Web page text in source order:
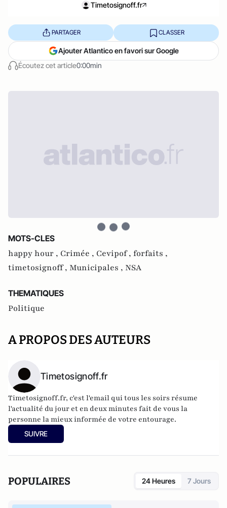
Timetosignoff.fr
Écoutez cet article0:00min
PARTAGER CLASSER
Ajouter Atlantico en favori sur Google
MOTS-CLES
happy hour , Crimée , Cevipof , forfaits ,
timetosignoff , Municipales , NSA
THEMATIQUES
Politique
A PROPOS DES AUTEURS
Timetosignoff.fr
Timetosignoff.fr, c'est l'email qui tous les soirs résume
l'actualité du jour et en deux minutes fait de vous la
personne la mieux informée de votre entourage.
SUIVRE
POPULAIRES 24 Heures 7 Jours